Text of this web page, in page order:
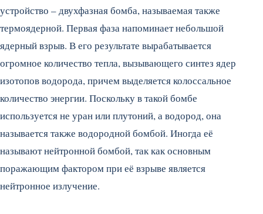
устройство – двухфазная бомба, называемая также
термоядерной. Первая фаза напоминает небольшой
ядерный взрыв. В его результате вырабатывается
огромное количество тепла, вызывающего синтез ядер
изотопов водорода, причем выделяется колоссальное
количество энергии. Поскольку в такой бомбе
используется не уран или плутоний, а водород, она
называется также водородной бомбой. Иногда её
называют нейтронной бомбой, так как основным
поражающим фактором при её взрыве является
нейтронное излучение.